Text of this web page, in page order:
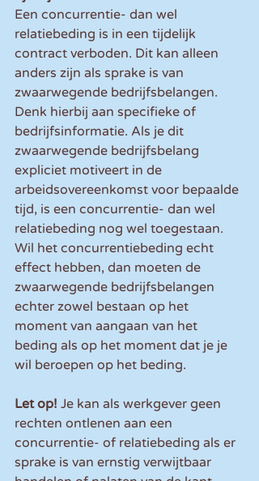
Een concurrentie- dan wel
relatiebeding is in een tijdelijk
contract verboden. Dit kan alleen
anders zijn als sprake is van
zwaarwegende bedrijfsbelangen.
Denk hierbij aan specifieke of
bedrijfsinformatie. Als je dit
zwaarwegende bedrijfsbelang
expliciet motiveert in de
arbeidsovereenkomst voor bepaalde
tijd, is een concurrentie- dan wel
relatiebeding nog wel toegestaan.
Wil het concurrentiebeding echt
effect hebben, dan moeten de
zwaarwegende bedrijfsbelangen
echter zowel bestaan op het
moment van aangaan van het
beding als op het moment dat je je
wil beroepen op het beding.
Let op! Je kan als werkgever geen
rechten ontlenen aan een
concurrentie- of relatiebeding als er
sprake is van ernstig verwijtbaar